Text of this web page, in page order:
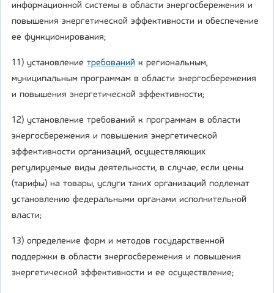
информационной системы в области энергосбережения и
повышения энергетической эффективности и обеспечение
ее функционирования;
11) установление требований к региональным,
муниципальным программам в области энергосбережения
и повышения энергетической эффективности;
12) установление требований к программам в области
энергосбережения и повышения энергетической
эффективности организаций, осуществляющих
регулируемые виды деятельности, в случае, если цены
(тарифы) на товары, услуги таких организаций подлежат
установлению федеральными органами исполнительной
власти;
13) определение форм и методов государственной
поддержки в области энергосбережения и повышения
энергетической эффективности и ее осуществление;